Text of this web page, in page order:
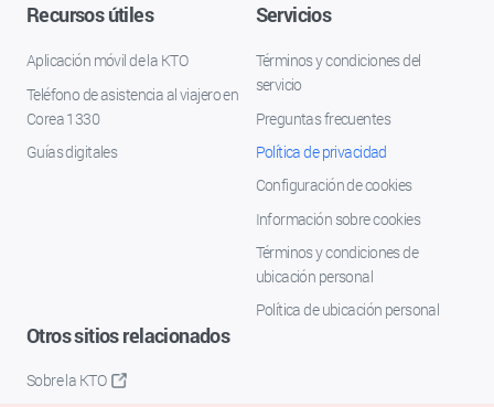
Recursos útiles
Aplicación móvil de la KTO
Teléfono de asistencia al viajero en
Corea 1330
Guías digitales
Servicios
Términos y condiciones del
servicio
Preguntas frecuentes
Política de privacidad
Configuración de cookies
Información sobre cookies
Términos y condiciones de
ubicación personal
Política de ubicación personal
Otros sitios relacionados
Sobre la KTO